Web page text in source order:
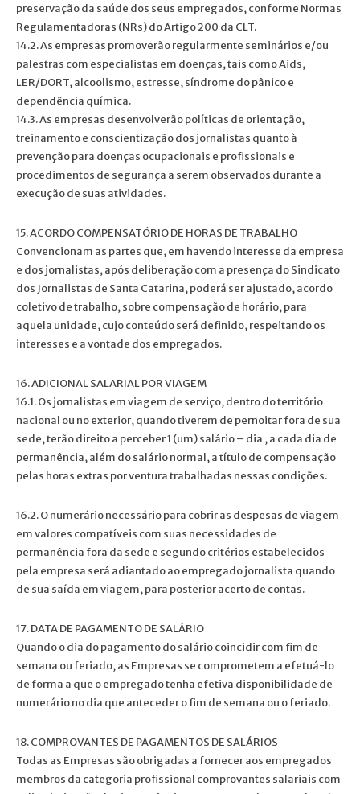
preservação da saúde dos seus empregados, conforme Normas
Regulamentadoras (NRs) do Artigo 200 da CLT.
14.2. As empresas promoverão regularmente seminários e/ou
palestras com especialistas em doenças, tais como Aids,
LER/DORT, alcoolismo, estresse, síndrome do pânico e
dependência química.
14.3. As empresas desenvolverão políticas de orientação,
treinamento e conscientização dos jornalistas quanto à
prevenção para doenças ocupacionais e profissionais e
procedimentos de segurança a serem observados durante a
execução de suas atividades.
15. ACORDO COMPENSATÓRIO DE HORAS DE TRABALHO
Convencionam as partes que, em havendo interesse da empresa
e dos jornalistas, após deliberação com a presença do Sindicato
dos Jornalistas de Santa Catarina, poderá ser ajustado, acordo
coletivo de trabalho, sobre compensação de horário, para
aquela unidade, cujo conteúdo será definido, respeitando os
interesses e a vontade dos empregados.
16. ADICIONAL SALARIAL POR VIAGEM
16.1. Os jornalistas em viagem de serviço, dentro do território
nacional ou no exterior, quando tiverem de pernoitar fora de sua
sede, terão direito a perceber 1 (um) salário – dia , a cada dia de
permanência, além do salário normal, a título de compensação
pelas horas extras por ventura trabalhadas nessas condições.
16.2. O numerário necessário para cobrir as despesas de viagem
em valores compatíveis com suas necessidades de
permanência fora da sede e segundo critérios estabelecidos
pela empresa será adiantado ao empregado jornalista quando
de sua saída em viagem, para posterior acerto de contas.
17. DATA DE PAGAMENTO DE SALÁRIO
Quando o dia do pagamento do salário coincidir com fim de
semana ou feriado, as Empresas se comprometem a efetuá-lo
de forma a que o empregado tenha efetiva disponibilidade de
numerário no dia que anteceder o fim de semana ou o feriado.
18. COMPROVANTES DE PAGAMENTOS DE SALÁRIOS
Todas as Empresas são obrigadas a fornecer aos empregados
membros da categoria profissional comprovantes salariais com